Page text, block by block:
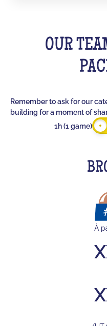
OUR
Remember to ask for our
building for a moment of
1h (1 game)
À